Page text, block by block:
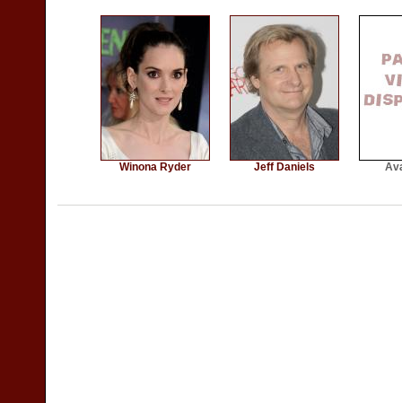
Winona Ryder Jeff Daniels